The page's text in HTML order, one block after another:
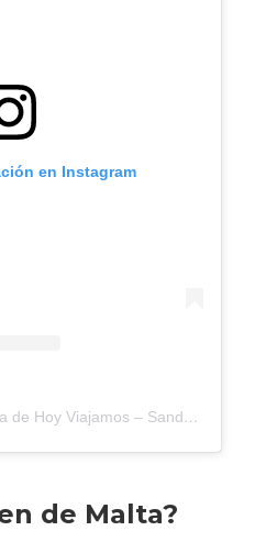
en Instagram
Una publicación compartida de Hoy Viajamos – Sandra y Juanvi (@hoyviajamos)
de Malta?